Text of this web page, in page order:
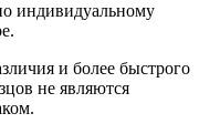
индивидуальному
и более быстрого
не являются